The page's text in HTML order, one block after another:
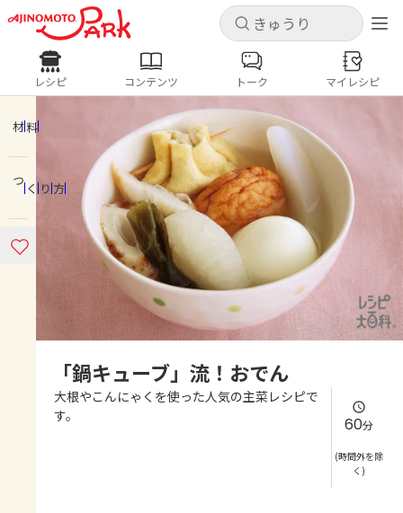
キャンセル
ログインするとレシピを保存できます
ログイン 新規登録
ホーム
コンテンツ
レシピ
よくあるお問い合わせ
キャンセル
レシピ コンテンツ
人気の食材・レシピ
きゅうり なす トマト
とうもろこし
ピーマン
みょうが ゴーヤ
レシピ コンテンツ トーク マイレシピ
材料
つくり方
「鍋キューブ」流！おでん
大根やこんにゃくを使った人気の主菜レシピで
す。
60分
(時間外を除
く)